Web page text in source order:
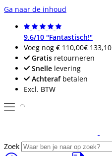
Ga naar de inhoud
9.6/10 "Fantastisch!"
Voeg nog € 110,00€ 133,10
Gratis retourneren
Snelle levering
Achterafbetalen
Excl. BTW
Zoek